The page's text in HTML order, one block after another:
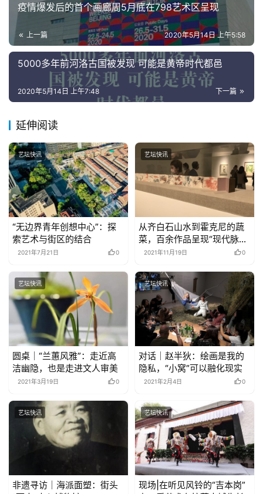
疫情爆发后的首个画廊周5月底在798艺术区呈现
上一篇 2020年5月14日 上午5:58
5000多年前河洛古国被发现 可能是黄帝时代都邑
下一篇
2020年5月14日 上午7:48
延伸阅读
艺坛快讯
“无边界青年创想中心”：探
索艺术与街区的结合
2021年7月21日 0
艺坛快讯
从齐白石山水到霍克尼的蔬
菜，百余作品呈现“现代脉
动”
2021年11月19日 0
艺坛快讯
圆桌｜“兰蕙风雅”：走近高
洁幽隐，也是走进文人审美
2021年3月19日 0
艺坛快讯
对话｜赵半狄：绘画是我的
隐私，“小窝”可以融化现实
2021年2月4日 0
艺坛快讯
非遗寻访｜海派面塑：街头
艺坛快讯
现场|在听见风铃的“吉本岗”